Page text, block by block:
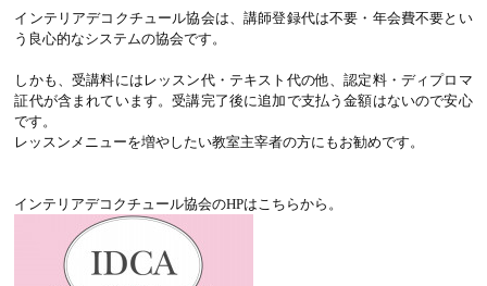
インテリアデコクチュール協会は、講師登録代は不要・年会費不要とい
う良心的なシステムの協会です。
しかも、受講料にはレッスン代・テキスト代の他、認定料・ディプロマ
証代が含まれています。受講完了後に追加で支払う金額はないので安心
です。
レッスンメニューを増やしたい教室主宰者の方にもお勧めです。
インテリアデコクチュール協会のHPはこちらから。